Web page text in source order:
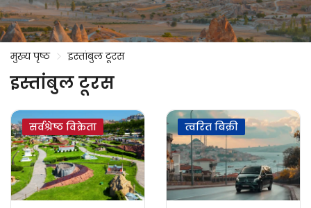
मुख्य पृष्ठ इस्तांबुल टूरस
इस्तांबुल टूरस
सर्वश्रेष्ठ विक्रेता त्वरित बिक्री